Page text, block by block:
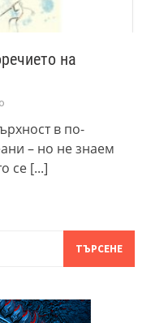
на
в по-
– но не знаем
се [...]